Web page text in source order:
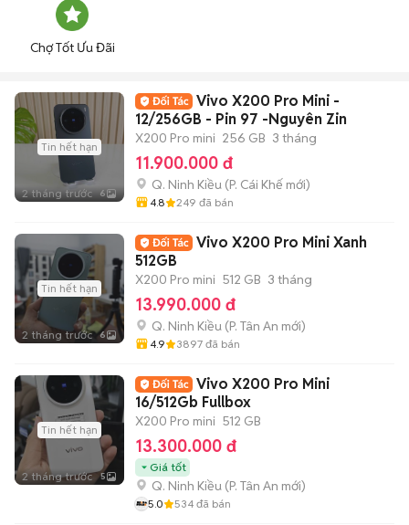
Chợ Tốt Ưu Đãi
Tin hết hạn
2 tháng trước 6
Vivo X200 Pro Mini -
12/256GB - Pin 97 -Nguyên Zin
X200 Pro mini 256 GB 3 tháng
11.900.000 đ
Q. Ninh Kiều (P. Cái Khế mới)
4.8 249 đã bán
Tin hết hạn
2 tháng trước 6
Vivo X200 Pro Mini Xanh
512GB
X200 Pro mini 512 GB 3 tháng
13.990.000 đ
Q. Ninh Kiều (P. Tân An mới)
4.9 3897 đã bán
Tin hết hạn
2 tháng trước 5
Vivo X200 Pro Mini
16/512Gb Fullbox
X200 Pro mini 512 GB
13.300.000 đ
Giá tốt
Q. Ninh Kiều (P. Tân An mới)
5.0 534 đã bán